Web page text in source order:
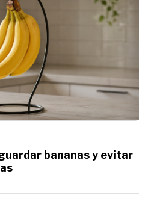
bananas y evitar